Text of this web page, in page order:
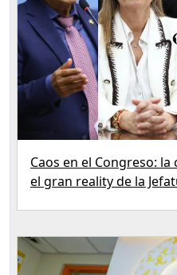
Caos en el Congreso: la
el gran reality de la